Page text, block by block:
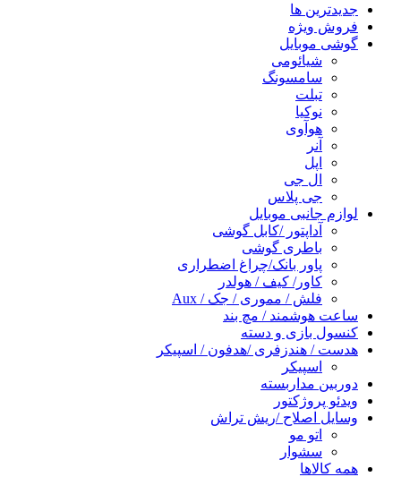
جدیدترین ها
فروش ویژه
گوشی موبایل
شیائومی
سامسونگ
تبلت
نوکیا
هوآوی
آنر
اپل
ال جی
جی پلاس
لوازم جانبی موبایل
آداپتور /کابل گوشی
باطری گوشی
پاور بانک/چراغ اضطراری
کاور/ کیف / هولدر
فلش / مموری / جک / Aux
ساعت هوشمند / مچ بند
کنسول بازی و دسته
هدست / هندزفری /هدفون / اسپیکر
اسپیکر
دوربین مداربسته
ویدئو پروژکتور
وسایل اصلاح /ریش تراش
اتو مو
سشوار
همه کالاها